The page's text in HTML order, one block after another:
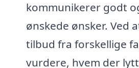
kommunikerer godt
ønskede ønsker. Ved
tilbud fra forskellige
vurdere, hvem der